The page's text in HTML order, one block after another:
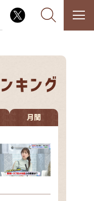
るTV
ど・・・
ラエティ！
って真剣です
ープ
オ番組 その他
月間